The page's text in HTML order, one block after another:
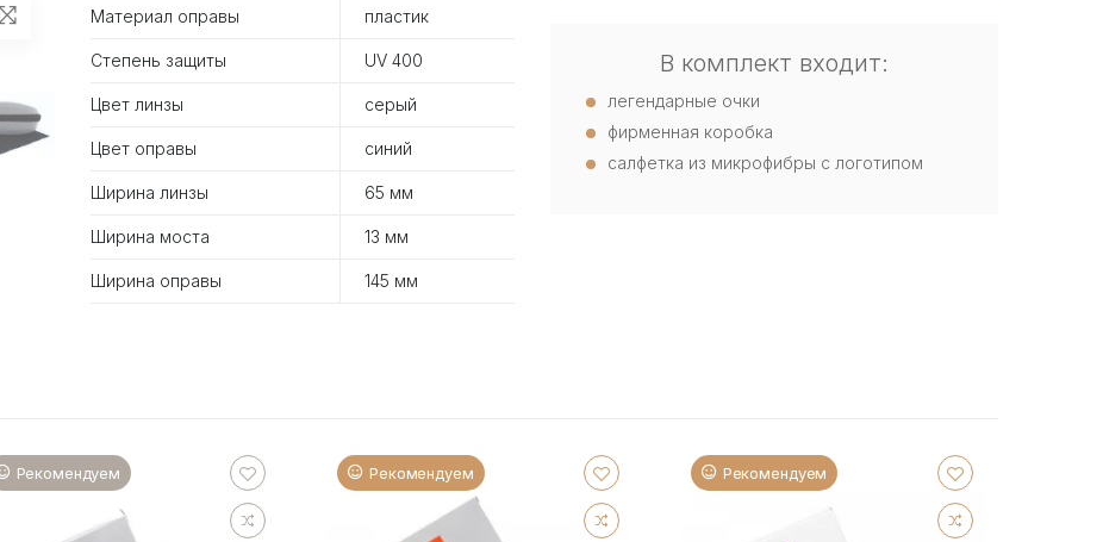
Материал оправы пластик
Степень защиты UV 400
Цвет линзы серый
Цвет оправы синий
Ширина линзы 65 мм
Ширина моста 13 мм
Ширина оправы 145 мм
В комплект входит:
легендарные очки
фирменная коробка
салфетка из микрофибры с логотипом
Рекомендуем Рекомендуем Рекомендуем